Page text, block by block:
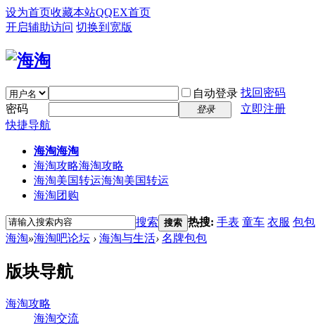
设为首页收藏本站QQEX首页
开启辅助访问 切换到宽版
自动登录 找回密码
密码
登录
立即注册
快捷导航
海淘海淘
海淘攻略海淘攻略
海淘美国转运海淘美国转运
海淘团购
搜索 搜索 热搜: 手表 童车 衣服 包包
海淘»海淘吧论坛 › 海淘与生活› 名牌包包
版块导航
海淘攻略
海淘交流